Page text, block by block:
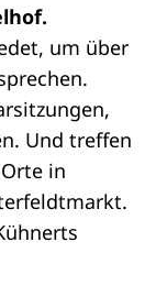
um über
Und treffen
in